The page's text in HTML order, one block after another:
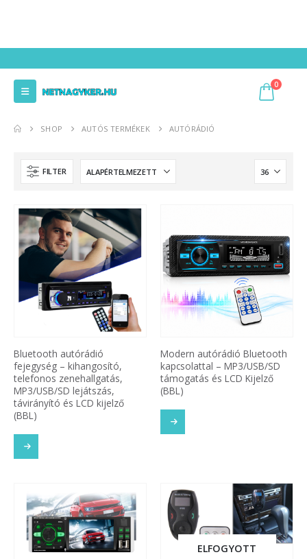
0
SHOP AUTÓS TERMÉKEK AUTÓRÁDIÓ
FILTER
Bluetooth autórádió
fejegység – kihangosító,
telefonos zenehallgatás,
MP3/USB/SD lejátszás,
távirányító és LCD kijelző
(BBL)
Modern autórádió Bluetooth
kapcsolattal – MP3/USB/SD
támogatás és LCD Kijelző
(BBL)
ELFOGYOTT